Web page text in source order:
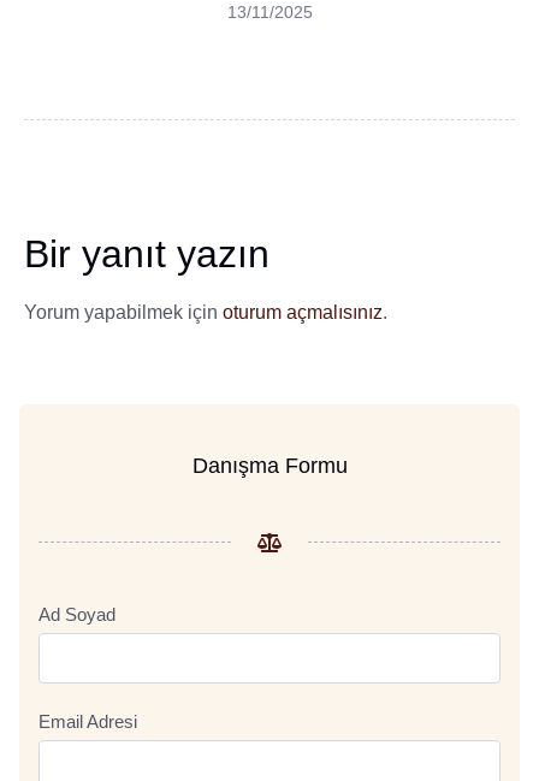
13/11/2025
Bir yanıt yazın
Yorum yapabilmek için oturum açmalısınız.
Danışma Formu
Ad Soyad
Email Adresi